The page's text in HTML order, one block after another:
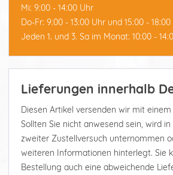
Mi: 9:00 - 14:00 Uhr
Do-Fr: 9:00 - 13:00 Uhr und 15:00 -
Jeden 1. und 3. Sa im Monat: 10:00 -
Lieferungen innerhalb
Diesen Artikel versenden wir mit einem
Sollten Sie nicht anwesend sein, wird
zweiter Zustellversuch unternommen
weiteren Informationen hinterlegt. Sie
Bestellung auch eine abweichende